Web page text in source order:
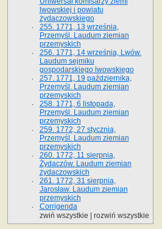
lwowskiej i powiatu
żydaczowskiego
255. 1771, 13 września,
Przemyśl. Laudum ziemian
przemyskich
256. 1771, 14 września, Lwów.
Laudum sejmiku
gospodarskiego lwowskiego
257. 1771, 19 października,
Przemyśl. Laudum ziemian
przemyskich
258. 1771, 6 listopada,
Przemyśl. Laudum ziemian
przemyskich
259. 1772, 27 stycznia,
Przemyśl. Laudum ziemian
przemyskich
260. 1772, 11 sierpnia,
Żydaczów. Laudum ziemian
żydaczowskich
261. 1772, 31 sierpnia,
Jarosław. Laudum ziemian
przemyskich
Corrigenda
zwiń wszystkie
rozwiń wszystkie